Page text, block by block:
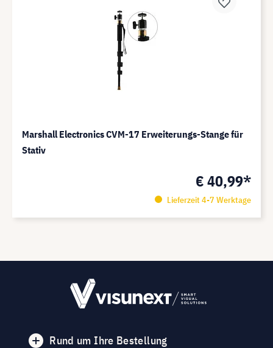
Marshall Electronics CVM-17 Erweiterungs-Stange für
Stativ
€ 40,99*
Lieferzeit 4-7 Werktage
Rund um Ihre Bestellung